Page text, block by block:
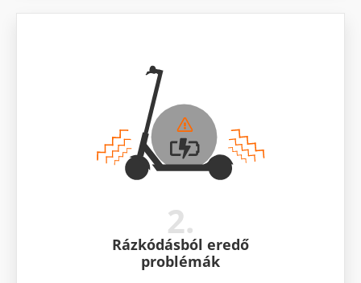
2.
Rázkódásból eredő
problémák